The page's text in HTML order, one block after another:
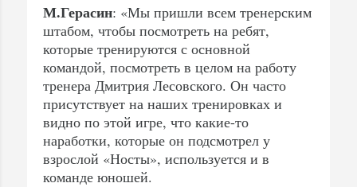
М.Герасин: «Мы пришли всем тренерским
штабом, чтобы посмотреть на ребят,
которые тренируются с основной
командой, посмотреть в целом на работу
тренера Дмитрия Лесовского. Он часто
присутствует на наших тренировках и
видно по этой игре, что какие-то
наработки, которые он подсмотрел у
взрослой «Носты», используется и в
команде юношей.